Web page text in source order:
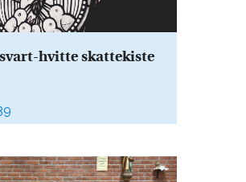
hvitte skattekiste